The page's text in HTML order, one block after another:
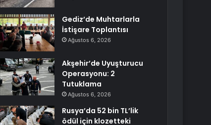
Gediz’de Muhtarlarla
İstişare Toplantısı
Ağustos 6, 2026
Akşehir’de Uyuşturucu
Operasyonu: 2
Tutuklama
Ağustos 6, 2026
Rusya’da 52 bin TL’lik
ödül için klozetteki